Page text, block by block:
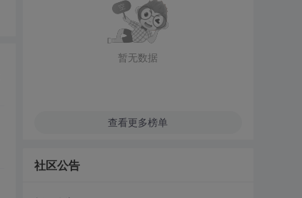
暂无数据
查看更多榜单
社区公告